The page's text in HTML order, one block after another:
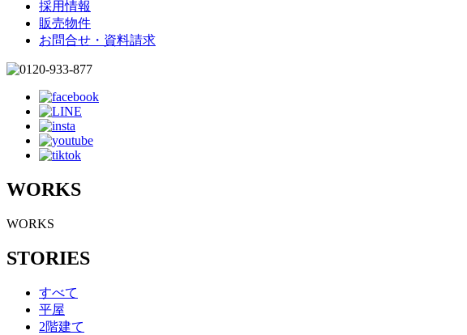
採用情報
販売物件
お問合せ・資料請求
WORKS
WORKS
STORIES
すべて
平屋
2階建て